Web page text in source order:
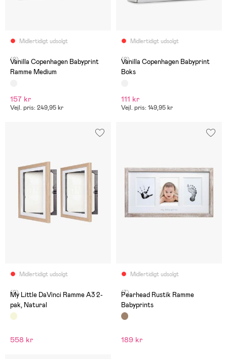
Midlertidigt udsolgt
(0)
Vanilla Copenhagen Babyprint
Ramme Medium
157 kr
Vejl. pris: 249,95 kr
Midlertidigt udsolgt
(0)
Vanilla Copenhagen Babyprint
Boks
111 kr
Vejl. pris: 149,95 kr
Midlertidigt udsolgt
(0)
My Little DaVinci Ramme A3 2-
pak, Natural
558 kr
Midlertidigt udsolgt
(7)
Pearhead Rustik Ramme
Babyprints
189 kr